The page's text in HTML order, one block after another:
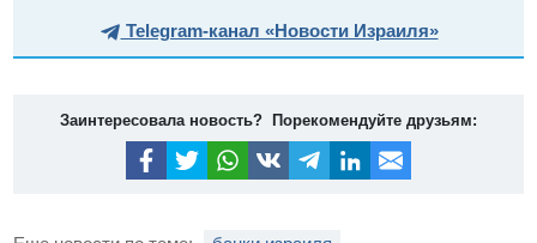
Telegram-канал «Новости Израиля»
Заинтересовала новость? Порекомендуйте друзьям: